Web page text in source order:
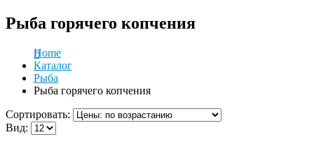
Рыба горячего копчения
Home
Каталог
Рыба
Рыба горячего копчения
Сортировать:
Вид: